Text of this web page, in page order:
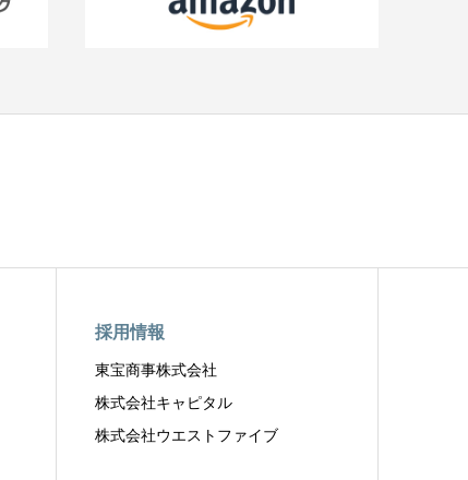
採用情報
東宝商事株式会社
株式会社キャピタル
株式会社ウエストファイブ